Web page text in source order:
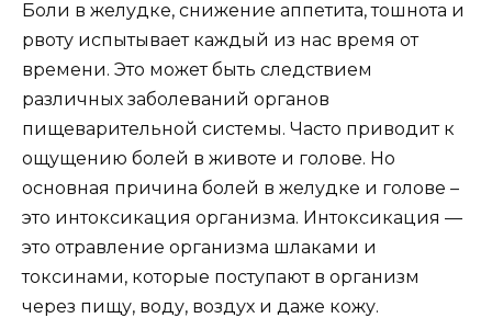
Боли в желудке, снижение аппетита, тошнота и
рвоту испытывает каждый из нас время от
времени. Это может быть следствием
различных заболеваний органов
пищеварительной системы. Часто приводит к
ощущению болей в животе и голове. Но
основная причина болей в желудке и голове –
это интоксикация организма. Интоксикация —
это отравление организма шлаками и
токсинами, которые поступают в организм
через пищу, воду, воздух и даже кожу.